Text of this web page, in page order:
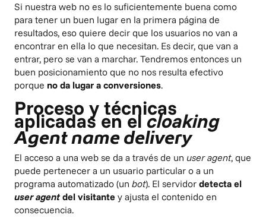
Si nuestra web no es lo suficientemente buena como
para tener un buen lugar en la primera página de
resultados, eso quiere decir que los usuarios no van a
encontrar en ella lo que necesitan. Es decir, que van a
entrar, pero se van a marchar. Tendremos entonces un
buen posicionamiento que no nos resulta efectivo
porque no da lugar a conversiones.
Proceso y técnicas
aplicadas en elcloaking
Agent name delivery
El acceso a una web se da a través de un user agent, que
puede pertenecer a un usuario particular o a un
programa automatizado (un bot). El servidor detecta el
user agentdel visitante y ajusta el contenido en
consecuencia.